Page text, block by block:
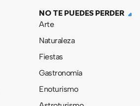
NO TE PUEDES PERDER
Arte
Naturaleza
Fiestas
Gastronomía
Enoturismo